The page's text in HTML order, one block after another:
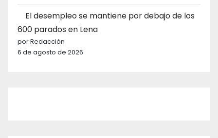
El desempleo se mantiene por debajo de los
600 parados en Lena
por Redacción
6 de agosto de 2026